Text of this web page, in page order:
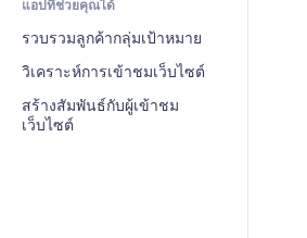
อากาศ
แผนภูมิ & ตาราง
CRM
แอปที่ช่วยคุณได้
รวบรวมลูกค้ากลุ่มเป้าหมาย
วิเคราะห์การเข้าชมเว็บไซต์
สร้างสัมพันธ์กับผู้เข้าชม
เว็บไซต์